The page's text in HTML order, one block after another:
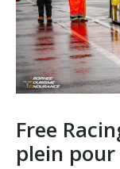
Free
plein pour